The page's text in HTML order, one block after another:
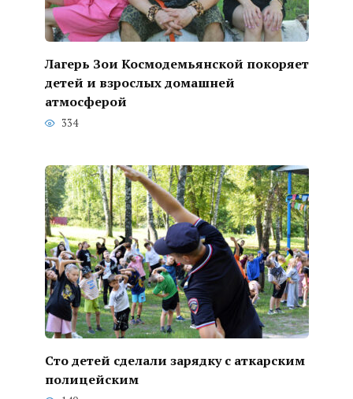
Лагерь Зои Космодемьянской покоряет
детей и взрослых домашней
атмосферой
334
Сто детей сделали зарядку с аткарским
полицейским